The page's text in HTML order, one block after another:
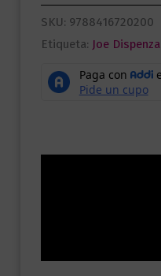
SKU: 9788416720200
Etiqueta: Joe Dispenza